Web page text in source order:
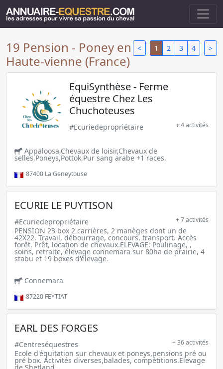
< 1 2 3 4 >
19 Pension - Poney en
Haute-vienne (France)
EquiSynthèse - Ferme
équestre Chez Les
Chuchoteuses
#Ecuriedepropriétaire + 4 activités
Appaloosa,Chevaux de loisir,Chevaux de
selles,Poneys,Pottok,Pur sang arabe +1 races.
87400 La Geneytouse
ECURIE LE PUYTISON
#Ecuriedepropriétaire + 7 activités
PENSION 23 box 2 carrières, 2 manèges dont un de
42X22. Travail, débourrage, concours, transport. Accès
forêt. Prêt, location de chevaux.ELEVAGE: Poulinage, ,
soins, retraite, élevage connemara sur 80ha de prairie, 4
stabu et 19 boxes d'élevage.
Connemara
87220 FEYTIAT
EARL DES FORGES
#Centreséquestres + 36 activités
Ecole d'équitation sur chevaux et poneys,pensions pré ou
pré box. Activités diverses,balades, compétitions.Elevage